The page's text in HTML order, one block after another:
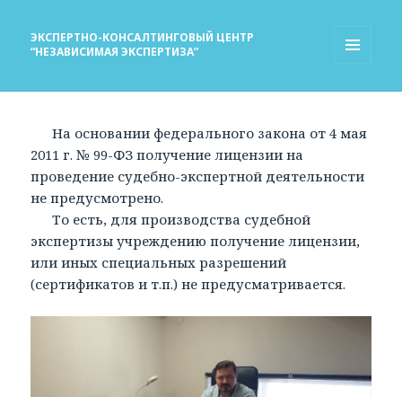
ЭКСПЕРТНО-КОНСАЛТИНГОВЫЙ ЦЕНТР
“НЕЗАВИСИМАЯ ЭКСПЕРТИЗА”
На основании федерального закона от 4 мая
2011 г. № 99-ФЗ получение лицензии на
проведение судебно-экспертной деятельности
не предусмотрено.
То есть, для производства судебной
экспертизы учреждению получение лицензии,
или иных специальных разрешений
(сертификатов и т.п.) не предусматривается.